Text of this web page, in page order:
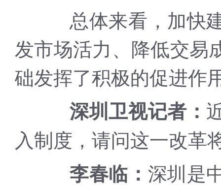
总体来看，加快建
发市场活力、降低交易
础发挥了积极的促进作
深圳卫视记者：
入制度，请问这一改革
李春临： 深圳是